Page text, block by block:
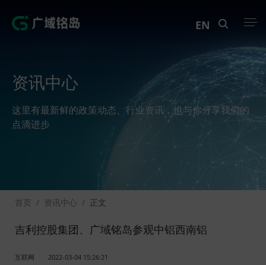
解决方案
案例中心
EN
资讯中心
这里有最新鲜的政策动态、行业资讯，也与你分享我们的
点滴进步
首页 / 资讯中心 / 正文
吉利控股集团、广域铭岛参观中铝西南铝
互联网 2022-03-04 15:26:21